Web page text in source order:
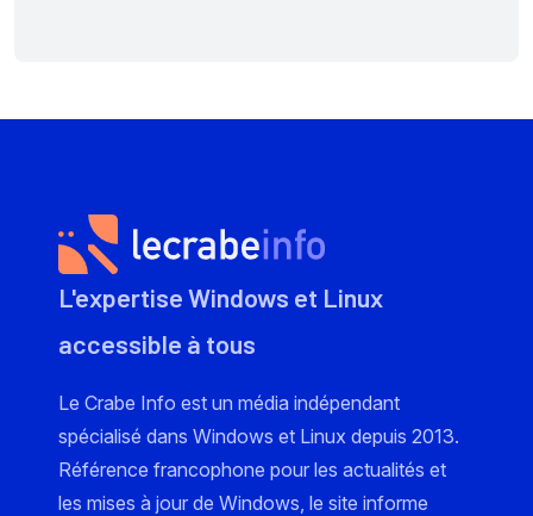
L'expertise Windows et Linux
accessible à tous
Le Crabe Info est un média indépendant
spécialisé dans Windows et Linux depuis 2013.
Référence francophone pour les actualités et
les mises à jour de Windows, le site informe